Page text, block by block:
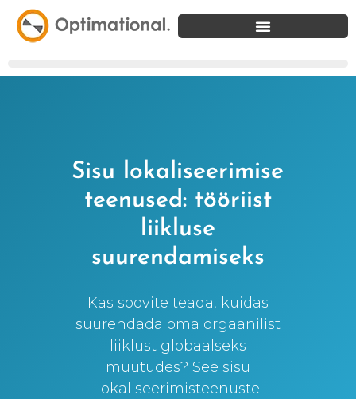
Sisu lokaliseerimise
teenused: tööriist
liikluse
suurendamiseks
Kas soovite teada, kuidas
suurendada oma orgaanilist
liiklust globaalseks
muutudes? See sisu
lokaliseerimisteenuste